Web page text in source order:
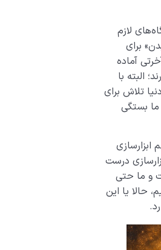
لازم
برای
آماده
البته با
تلاش برای
ما بستگی
درست
و ما حتی
حالا یا این